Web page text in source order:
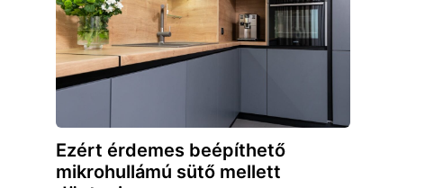
Ezért érdemes beépíthető
mikrohullámú sütő mellett